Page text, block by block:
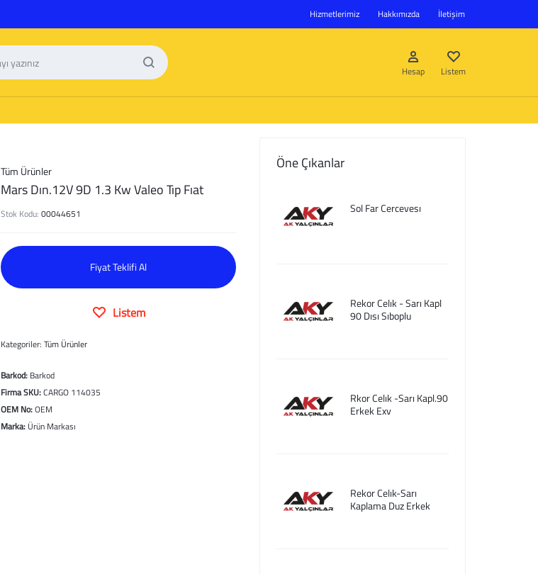
Hizmetlerimiz Hakkımızda İletişim
Hesap
Hesap oluştur
Listem
Tüm Ürünler
Mars Dın.12V 9D 1.3 Kw Valeo Tıp Fıat
Stok Kodu:00044651
Fiyat Teklifi Al
Listem
Kategoriler:Tüm Ürünler
Barkod: Barkod
Firma SKU:CARGO 114035
OEM No:OEM
Marka: Ürün Markası
Öne Çıkanlar
Sol Far Cercevesı
Rekor Celık - Sarı Kapl
90 Dısı Sıboplu
Rkor Celık -Sarı Kapl.90
Erkek Exv
Rekor Celık-Sarı
Kaplama Duz Erkek